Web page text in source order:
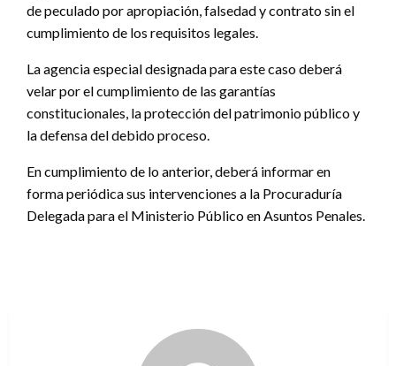
de peculado por apropiación, falsedad y contrato sin el
cumplimiento de los requisitos legales.
La agencia especial designada para este caso deberá
velar por el cumplimiento de las garantías
constitucionales, la protección del patrimonio público y
la defensa del debido proceso.
En cumplimiento de lo anterior, deberá informar en
forma periódica sus intervenciones a la Procuraduría
Delegada para el Ministerio Público en Asuntos Penales.